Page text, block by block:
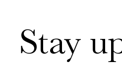
Stay